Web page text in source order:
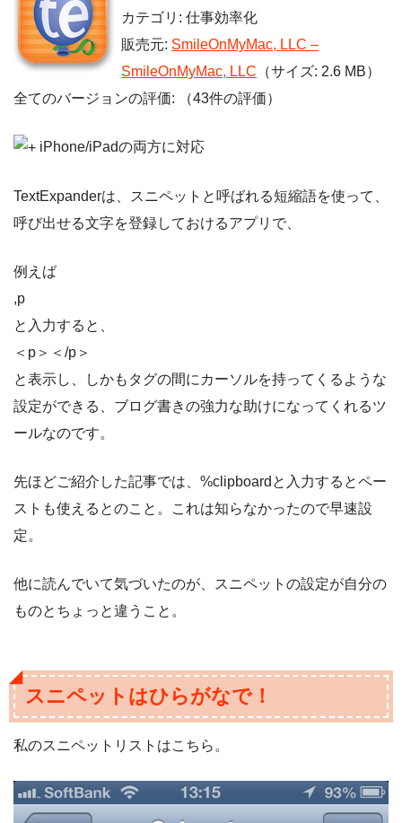
カテゴリ: 仕事効率化
販売元: SmileOnMyMac, LLC –
SmileOnMyMac, LLC （サイズ: 2.6 MB）
全てのバージョンの評価:
（43件の評価）
iPhone/iPadの両方に対応
TextExpanderは、スニペットと呼ばれる短縮語を使って、
呼び出せる文字を登録しておけるアプリで、
例えば
,p
と入力すると、
＜p＞＜/p＞
と表示し、しかもタグの間にカーソルを持ってくるような
設定ができる、ブログ書きの強力な助けになってくれるツ
ールなのです。
先ほどご紹介した記事では、%clipboardと入力するとペー
ストも使えるとのこと。これは知らなかったので早速設
定。
他に読んでいて気づいたのが、スニペットの設定が自分の
ものとちょっと違うこと。
スニペットはひらがなで！
私のスニペットリストはこちら。